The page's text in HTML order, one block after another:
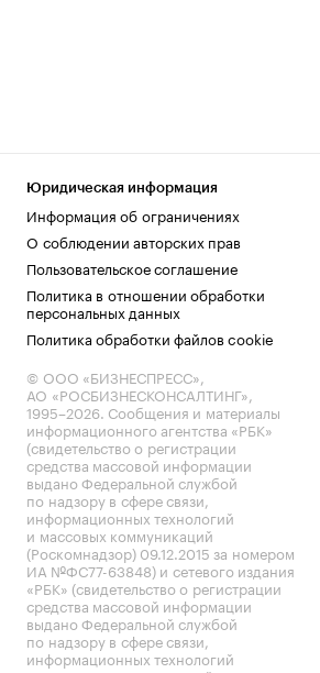
Юридическая информация
Информация об ограничениях
О соблюдении авторских прав
Пользовательское соглашение
Политика в отношении обработки
персональных данных
Политика обработки файлов cookie
© ООО «БИЗНЕСПРЕСС»,
АО «РОСБИЗНЕСКОНСАЛТИНГ»,
1995–2026. Сообщения и материалы
информационного агентства «РБК»
(свидетельство о регистрации
средства массовой информации
выдано Федеральной службой
по надзору в сфере связи,
информационных технологий
и массовых коммуникаций
(Роскомнадзор) 09.12.2015 за номером
ИА №ФС77-63848) и сетевого издания
«РБК» (свидетельство о регистрации
средства массовой информации
выдано Федеральной службой
по надзору в сфере связи,
информационных технологий